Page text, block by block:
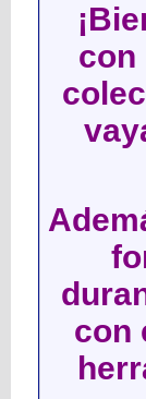
con
con